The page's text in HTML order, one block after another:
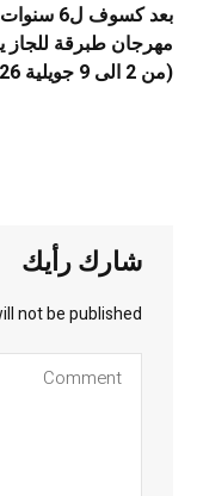
بعد كسوف ل6
مهرجان طبرقة للجاز
(من 2 الى 9 جويلية 2026)
شارك رأيك
not be published.